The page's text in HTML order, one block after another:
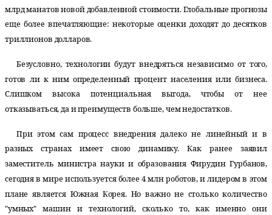
млрд манатов новой добавленной стоимости. Глобальные прогнозы
еще более впечатляющие: некоторые оценки доходят до десятков
триллионов долларов.
Безусловно, технологии будут внедряться независимо от того,
готов ли к ним определенный процент населения или бизнеса.
Слишком высока потенциальная выгода, чтобы от нее
отказываться, да и преимуществ больше, чем недостатков.
При этом сам процесс внедрения далеко не линейный и в
разных странах имеет свою динамику. Как ранее заявил
заместитель министра науки и образования Фирудин Гурбанов,
сегодня в мире используется более 4 млн роботов, и лидером в этом
плане является Южная Корея. Но важно не столько количество
"умных" машин и технологий, сколько то, как именно они